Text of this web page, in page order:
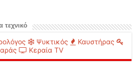
τεχνικό
Ψυκτικός
Καυστήρας
Κεραία TV